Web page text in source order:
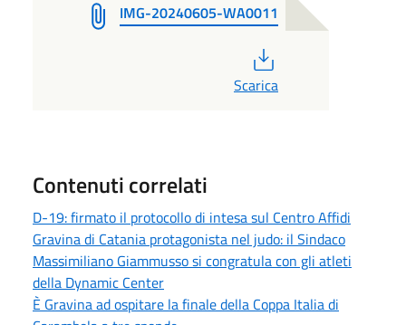
IMG-20240605-WA0011
Scarica
Contenuti correlati
D-19: firmato il protocollo di intesa sul Centro Affidi
Gravina di Catania protagonista nel judo: il Sindaco
Massimiliano Giammusso si congratula con gli atleti
della Dynamic Center
È Gravina ad ospitare la finale della Coppa Italia di